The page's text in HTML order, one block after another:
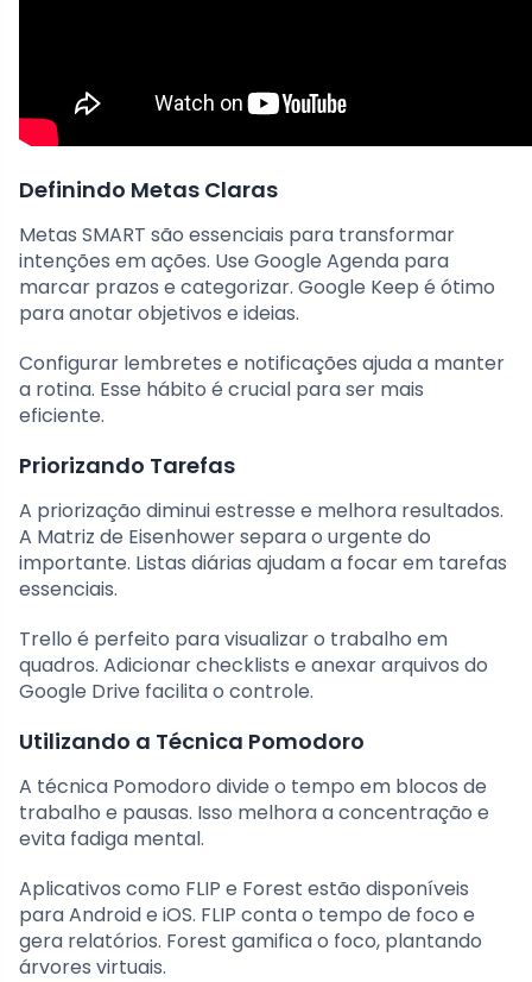
Definindo Metas Claras
Metas SMART são essenciais para transformar
intenções em ações. Use Google Agenda para
marcar prazos e categorizar. Google Keep é ótimo
para anotar objetivos e ideias.
Configurar lembretes e notificações ajuda a manter
a rotina. Esse hábito é crucial para ser mais
eficiente.
Priorizando Tarefas
A priorização diminui estresse e melhora resultados.
A Matriz de Eisenhower separa o urgente do
importante. Listas diárias ajudam a focar em tarefas
essenciais.
Trello é perfeito para visualizar o trabalho em
quadros. Adicionar checklists e anexar arquivos do
Google Drive facilita o controle.
Utilizando a Técnica Pomodoro
A técnica Pomodoro divide o tempo em blocos de
trabalho e pausas. Isso melhora a concentração e
evita fadiga mental.
Aplicativos como FLIP e Forest estão disponíveis
para Android e iOS. FLIP conta o tempo de foco e
gera relatórios. Forest gamifica o foco, plantando
árvores virtuais.